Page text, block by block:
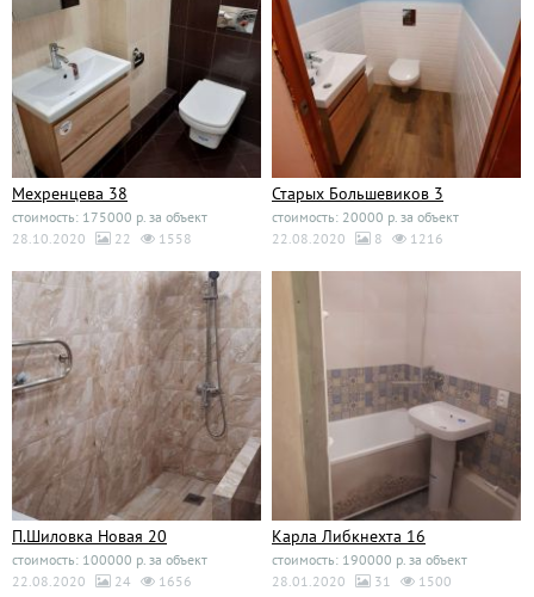
Мехренцева 38
стоимость: 175000 р. за объект
28.10.2020
22 1558
Старых Большевиков 3
стоимость: 20000 р. за объект
22.08.2020
8 1216
П.Шиловка Новая 20
стоимость: 100000 р. за объект
22.08.2020
24 1656
Карла Либкнехта 16
стоимость: 190000 р. за объект
28.01.2020
31 1500